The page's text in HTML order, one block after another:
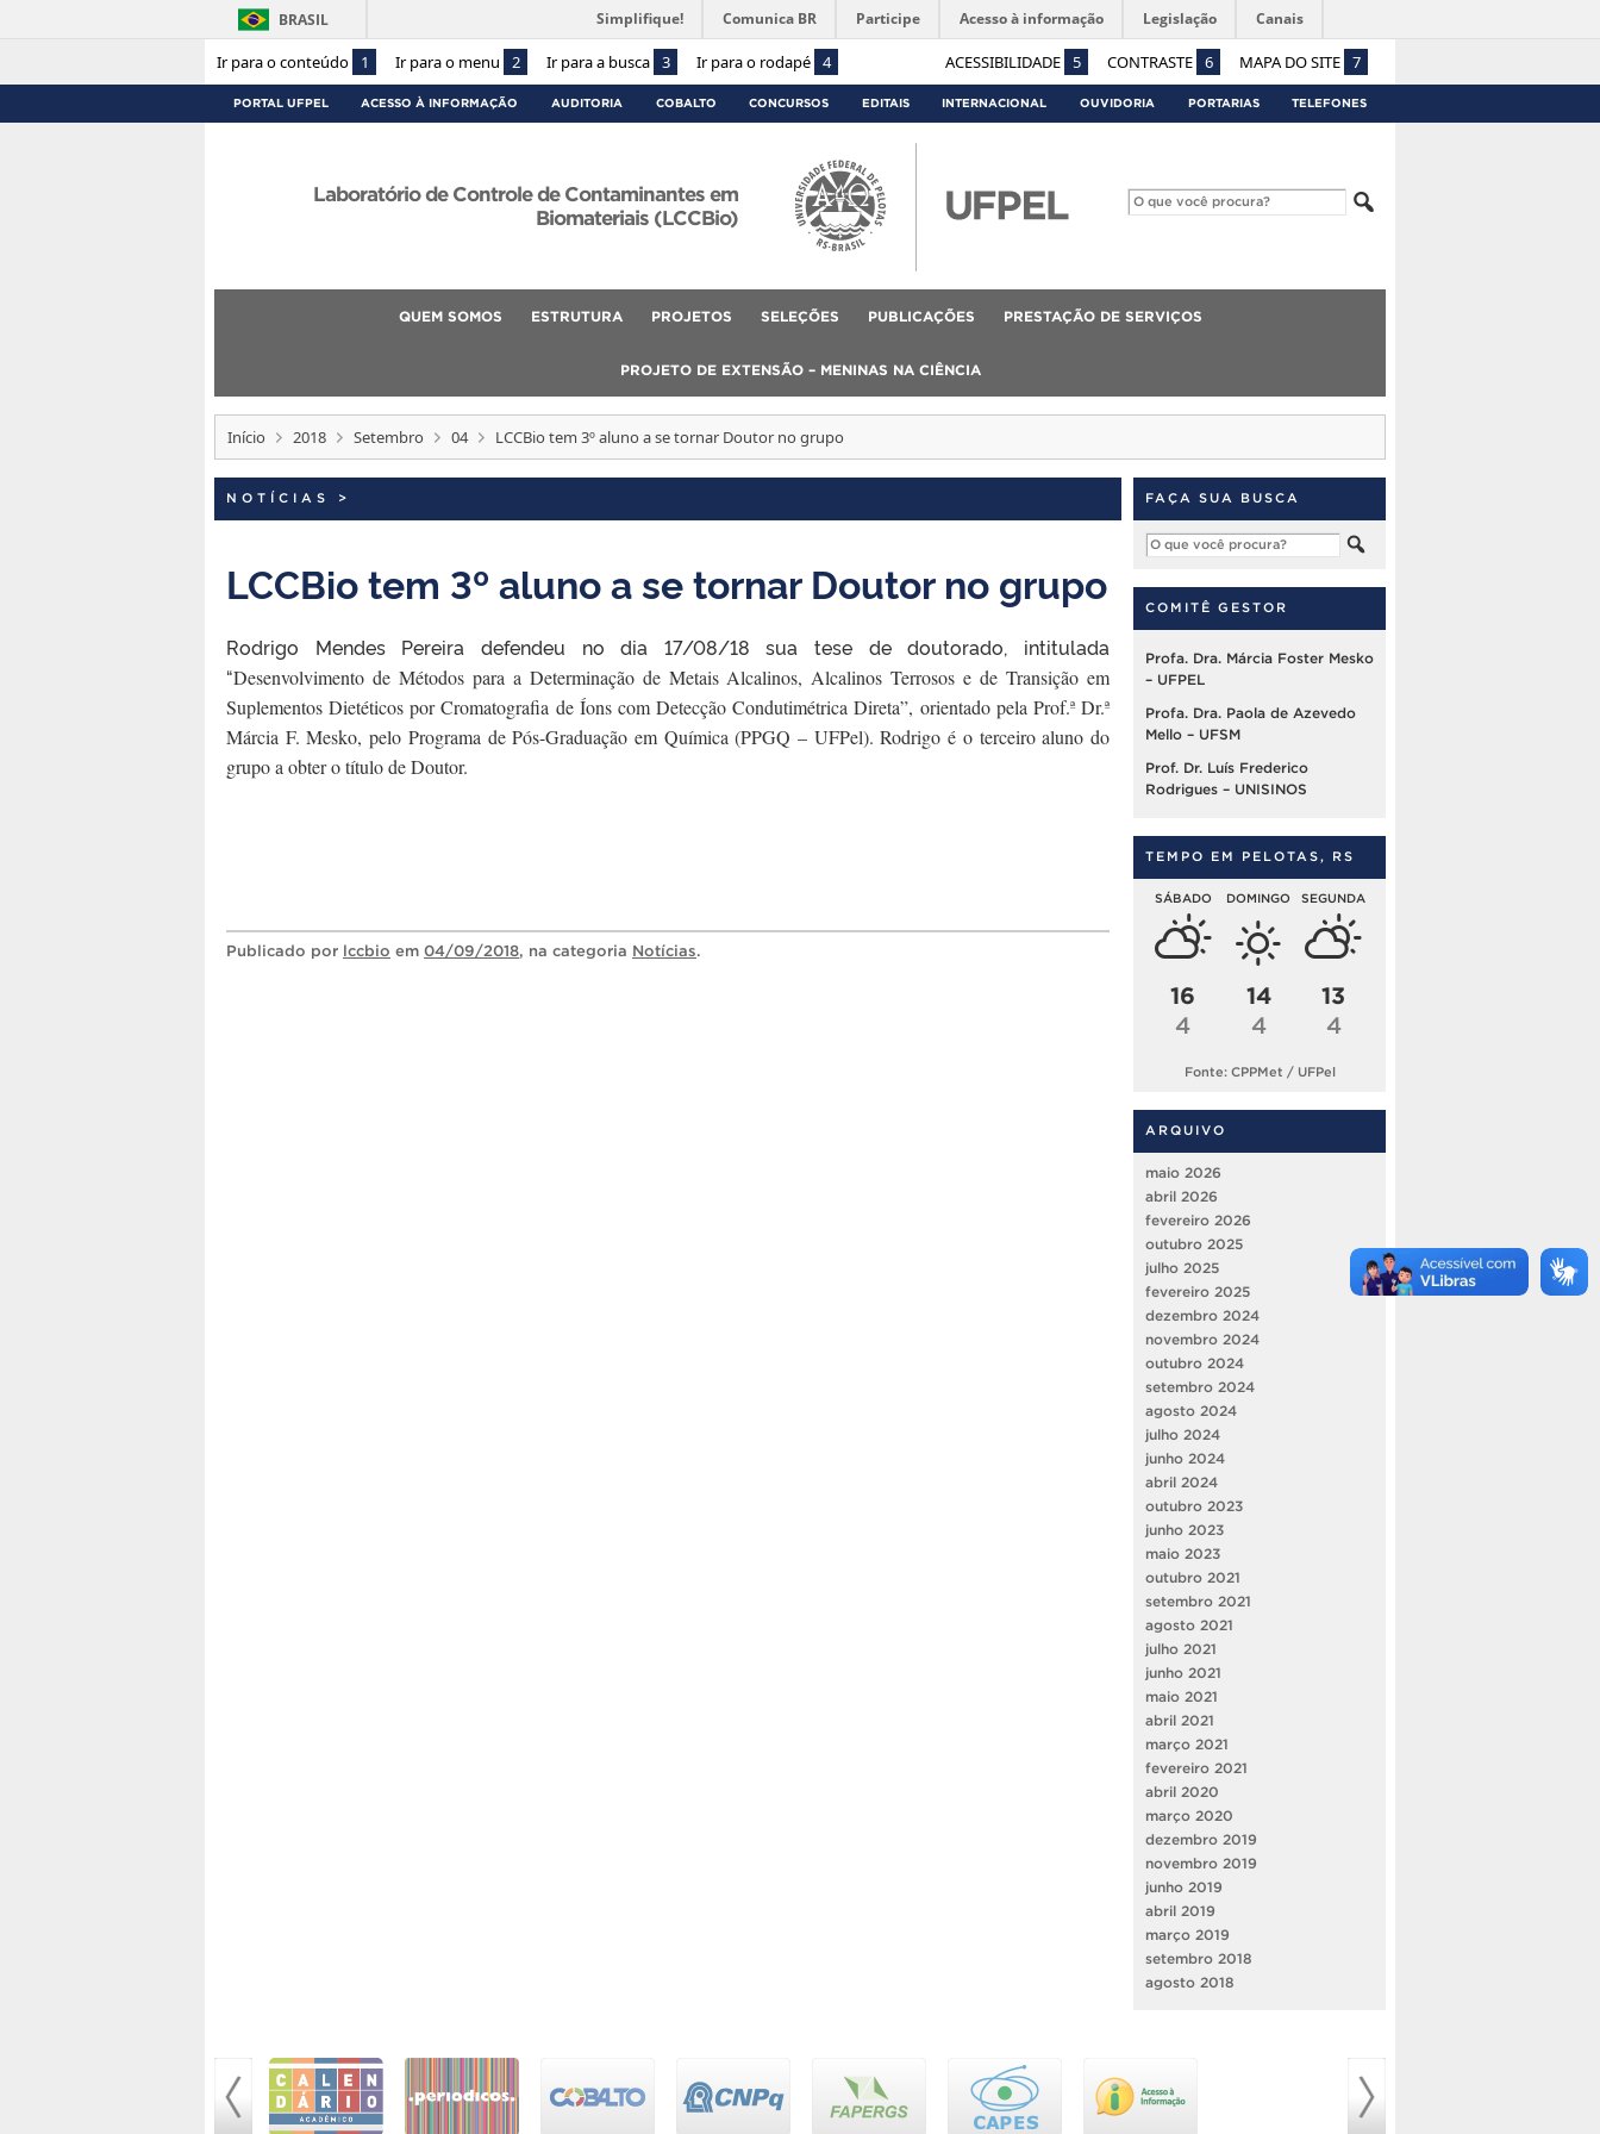
Ir para o conteúdo 1 Ir para o menu 2 Ir para a busca 3 Ir para o rodapé 4 ACESSIBILIDADE 5 CONTRASTE 6 MAPA DO SITE 7
BRASIL Simplifique! Comunica BR Participe Acesso à informação Legislação Canais
PORTAL UFPEL ACESSO À INFORMAÇÃO AUDITORIA COBALTO CONCURSOS EDITAIS INTERNACIONAL OUVIDORIA PORTARIAS TELEFONES
Laboratório de Controle de Contaminantes em
Biomateriais (LCCBio)
QUEM SOMOS ESTRUTURA PROJETOS SELEÇÕES PUBLICAÇÕES PRESTAÇÃO DE SERVIÇOS
PROJETO DE EXTENSÃO – MENINAS NA CIÊNCIA
Início 2018 Setembro 04 LCCBio tem 3º aluno a se tornar Doutor no grupo
NOTÍCIAS >
LCCBio tem 3º aluno a se tornar Doutor no grupo
Rodrigo Mendes Pereira defendeu no dia 17/08/18 sua tese de doutorado, intitulada
“Desenvolvimento de Métodos para a Determinação de Metais Alcalinos, Alcalinos Terrosos e de Transição em
Suplementos Dietéticos por Cromatografia de Íons com Detecção Condutimétrica Direta”, orientado pela Prof.ª Dr.ª
Márcia F. Mesko, pelo Programa de Pós-Graduação em Química (PPGQ – UFPel). Rodrigo é o terceiro aluno do
grupo a obter o título de Doutor.
Publicado por lccbio em 04/09/2018, na categoria Notícias.
FAÇA SUA BUSCA
COMITÊ GESTOR
Profa. Dra. Márcia Foster Mesko
– UFPEL
Profa. Dra. Paola de Azevedo
Mello – UFSM
Prof. Dr. Luís Frederico
Rodrigues – UNISINOS
TEMPO EM PELOTAS, RS
SÁBADO
16
4
DOMINGO
14
4
SEGUNDA
13
4
Fonte: CPPMet / UFPel
ARQUIVO
maio 2026
abril 2026
fevereiro 2026
outubro 2025
julho 2025
fevereiro 2025
dezembro 2024
novembro 2024
outubro 2024
setembro 2024
agosto 2024
julho 2024
junho 2024
abril 2024
outubro 2023
junho 2023
maio 2023
outubro 2021
setembro 2021
agosto 2021
julho 2021
junho 2021
maio 2021
abril 2021
março 2021
fevereiro 2021
abril 2020
março 2020
dezembro 2019
novembro 2019
junho 2019
abril 2019
março 2019
setembro 2018
agosto 2018